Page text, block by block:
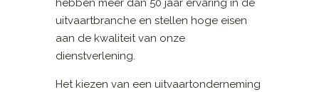
hebben meer dan 50 jaar ervaring in de
uitvaartbranche en stellen hoge eisen
aan de kwaliteit van onze
dienstverlening.
Het kiezen van een uitvaartonderneming